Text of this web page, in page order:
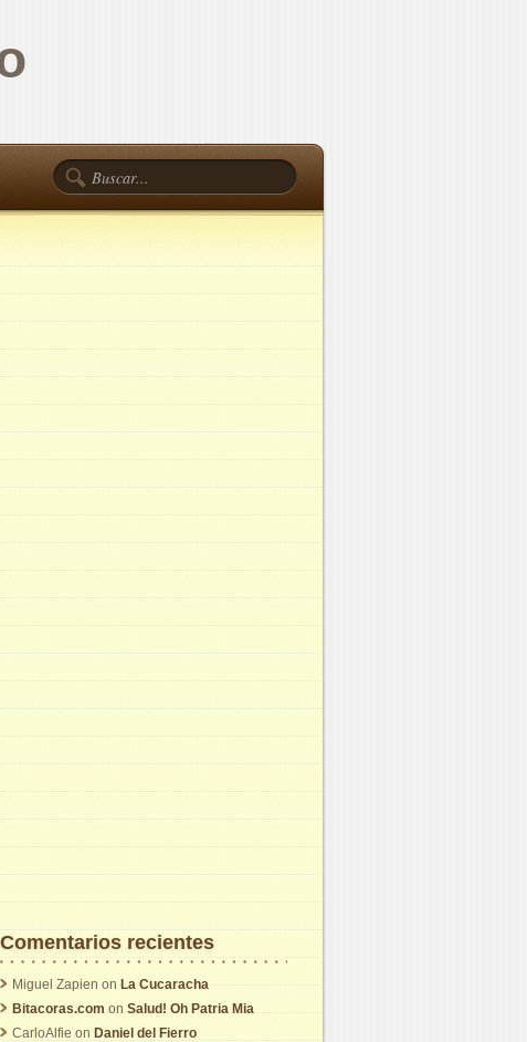
Comentarios recientes
Miguel Zapien on La Cucaracha
Bitacoras.com on Salud! Oh Patria Mia
CarloAlfie on Daniel del Fierro